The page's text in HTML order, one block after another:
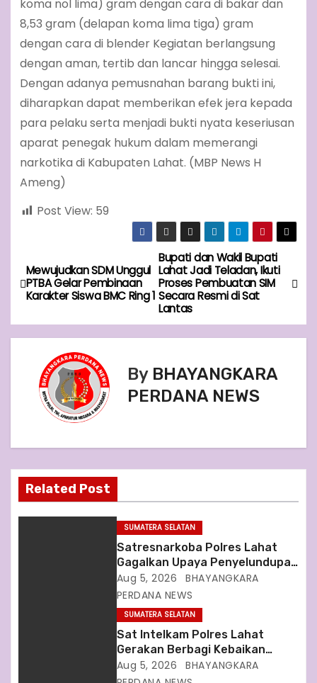
koma nol lima) gram dengan cara di bakar dan
8,53 gram (delapan koma lima tiga) gram
dengan cara di blender Kegiatan berlangsung
dengan aman, tertib dan lancar hingga selesai.
Dengan adanya pemusnahan barang bukti ini,
diharapkan dapat memberikan efek jera kepada
para pelaku serta menjadi bukti nyata keseriusan
aparat penegak hukum dalam memerangi
narkotika di Kabupaten Lahat. (MBP News H
Ameng)
Post View: 59
P
o
s
v
i
g
Bupati dan Wakil Bupati
Lahat Jadi Teladan, Ikuti
Proses Pembuatan SIM
Secara Resmi di Sat
Lantas
Mewujudkan SDM Unggul
PTBA Gelar Pembinaan
Karakter Siswa BMC Ring 1
By BHAYANGKARA
PERDANA NEWS
Related Post
SUMATERA SELATAN
Satresnarkoba Polres Lahat
Gagalkan Upaya Penyelundupan
Sabu ke Tahanan, Dua Pelaku
Diamankan
Aug 5, 2026
BHAYANGKARA
PERDANA NEWS
SUMATERA SELATAN
Sat Intelkam Polres Lahat
Gerakan Berbagi Kebaikan
Berikan Bantuan Bagi Siswa
Pelajar
Aug 5, 2026
BHAYANGKARA